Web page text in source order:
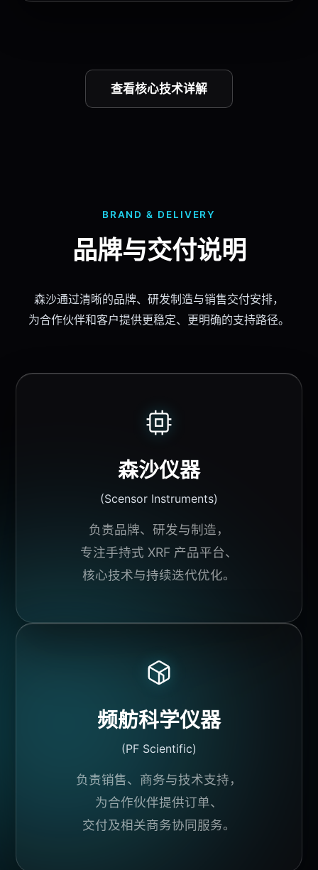
查看核心技术详解
BRAND & DELIVERY
品牌与交付说明
森沙通过清晰的品牌、研发制造与销售交付安排，
为合作伙伴和客户提供更稳定、更明确的支持路径。
森沙仪器
(Scensor Instruments)
负责品牌、研发与制造，
专注手持式 XRF 产品平台、
核心技术与持续迭代优化。
频舫科学仪器
(PF Scientific)
负责销售、商务与技术支持，
为合作伙伴提供订单、
交付及相关商务协同服务。